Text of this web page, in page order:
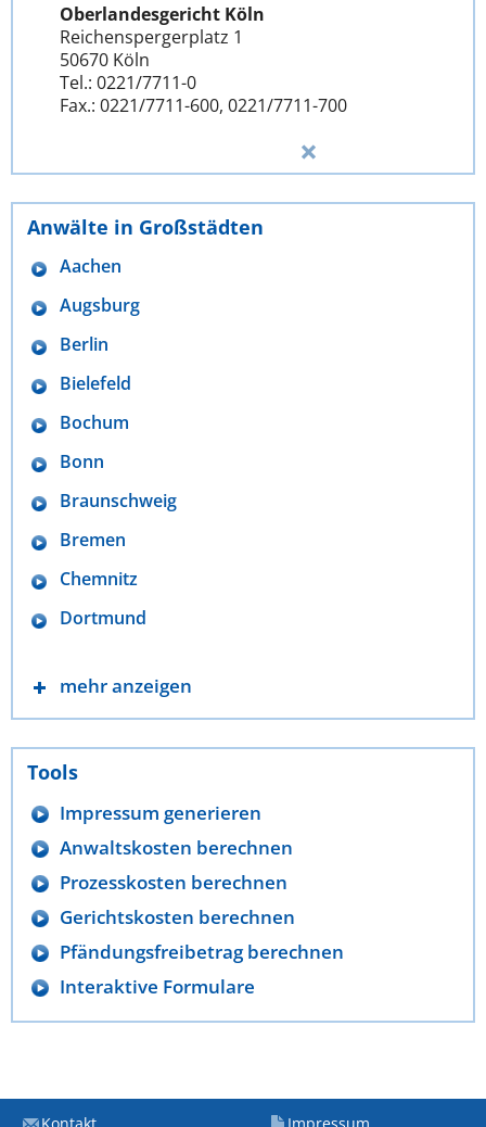
Oberlandesgericht Köln
Reichenspergerplatz 1
50670 Köln
Tel.: 0221/7711-0
Fax.: 0221/7711-600, 0221/7711-700
Anwälte in Großstädten
Aachen
Augsburg
Berlin
Bielefeld
Bochum
Bonn
Braunschweig
Bremen
Chemnitz
Dortmund
mehr anzeigen
Tools
Impressum generieren
Anwaltskosten berechnen
Prozesskosten berechnen
Gerichtskosten berechnen
Pfändungsfreibetrag berechnen
Interaktive Formulare
Kontakt Impressum